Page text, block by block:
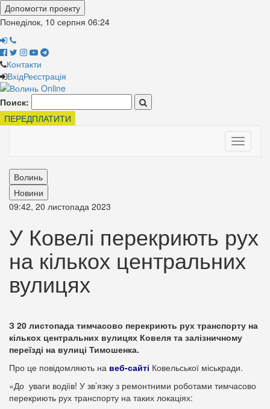
Допомогти проекту
Понеділок, 10 серпня 06:24
Контакти
ВхідРеєстрація
Поиск:
ПЕРЕДПЛАТИТИ
Toggle
Волинь
Новини
09:42, 20 листопада 2023
У Ковелі перекриють рух
на кількох центральних
вулицях
З 20 листопада тимчасово перекриють рух транспорту на
кількох центральних вулицях Ковеля та залізничному
переїзді на вулиці Тимошенка.
Про це повідомляють на веб-сайті Ковельської міськради.
«До уваги водіїв! У зв’язку з ремонтними роботами тимчасово
перекриють рух транспорту на таких локаціях: